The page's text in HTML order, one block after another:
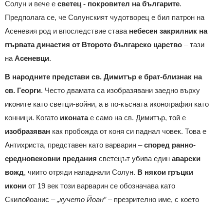
Солун и вече е светец - покровител на българите.
Предполага се, че Солунският чудотворец е бил патрон на
Асеневия род и впоследствие става небесен закрилник на
първата династия от Второто българско царство – тази
на Асеневци.
В народните представи св. Димитър е брат-близнак на
св. Георги. Често двамата са изобразявани заедно върху
иконите като светци-войни, а в по-късната иконография като
конници. Когато иконатае само на св. Димитър, той е
изобразяван как пробожда от коня си паднал човек. Това е
Антихриста, представен като варварин –според ранно-
средновековни предания светецът убива един аварски
вожд, чиито отряди нападнали Солун. В някои гръцки
икони от 19 век този варварин се обозначава като
Скилойоанис –„кучето Йоан”– презрително име, с което